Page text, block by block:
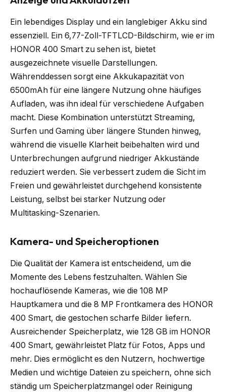
Ein lebendiges Display und ein langlebiger Akku sind
essenziell. Ein 6,77-Zoll-TFTLCD-Bildschirm, wie er im
HONOR 400 Smart zu sehen ist, bietet
ausgezeichnete visuelle Darstellungen.
Währenddessen sorgt eine Akkukapazität von
6500mAh für eine längere Nutzung ohne häufiges
Aufladen, was ihn ideal für verschiedene Aufgaben
macht. Diese Kombination unterstützt Streaming,
Surfen und Gaming über längere Stunden hinweg,
während die visuelle Klarheit beibehalten wird und
Unterbrechungen aufgrund niedriger Akkustände
reduziert werden. Sie verbessert zudem die Sicht im
Freien und gewährleistet durchgehend konsistente
Leistung, selbst bei starker Nutzung oder
Multitasking-Szenarien.
Kamera- und Speicheroptionen
Die Qualität der Kamera ist entscheidend, um die
Momente des Lebens festzuhalten. Wählen Sie
hochauflösende Kameras, wie die 108 MP
Hauptkamera und die 8 MP Frontkamera des HONOR
400 Smart, die gestochen scharfe Bilder liefern.
Ausreichender Speicherplatz, wie 128 GB im HONOR
400 Smart, gewährleistet Platz für Fotos, Apps und
mehr. Dies ermöglicht es den Nutzern, hochwertige
Medien und wichtige Dateien zu speichern, ohne sich
ständig um Speicherplatzmangel oder Reinigung